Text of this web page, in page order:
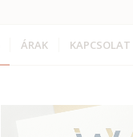
ÁRAK KAPCSOLAT